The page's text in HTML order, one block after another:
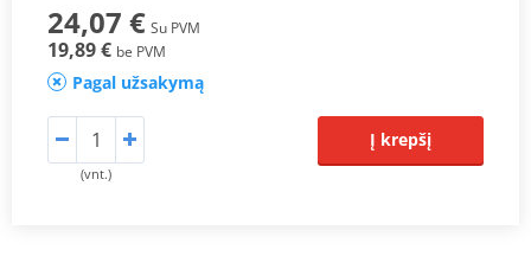
24,07 € Su PVM
19,89 € be PVM
Pagal užsakymą
(vnt.)
Į krepšį